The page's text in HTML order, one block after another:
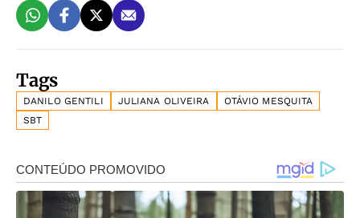
Tags
DANILO GENTILI JULIANA OLIVEIRA
OTÁVIO MESQUITA
SBT